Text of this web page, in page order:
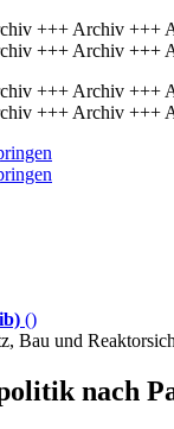
+++ Archiv +++
+++ Archiv +++
+++ Archiv +++
+++ Archiv +++
()
Bau und
nach